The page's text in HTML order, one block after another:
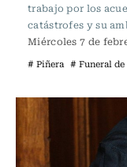
trabajo por los
catástrofes y su
Miércoles 7 de
# Piñera # Funeral